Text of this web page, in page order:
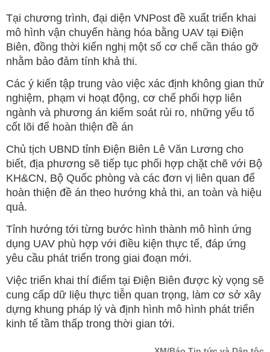
Tại chương trình, đại diện VNPost đề xuất triển khai
mô hình vận chuyển hàng hóa bằng UAV tại Điện
Biên, đồng thời kiến nghị một số cơ chế cần tháo gỡ
nhằm bảo đảm tính khả thi.
Các ý kiến tập trung vào việc xác định không gian thử
nghiệm, phạm vi hoạt động, cơ chế phối hợp liên
ngành và phương án kiểm soát rủi ro, những yếu tố
cốt lõi để hoàn thiện đề án
Chủ tịch UBND tỉnh Điện Biên Lê Văn Lương cho
biết, địa phương sẽ tiếp tục phối hợp chặt chẽ với Bộ
KH&CN, Bộ Quốc phòng và các đơn vị liên quan để
hoàn thiện đề án theo hướng khả thi, an toàn và hiệu
quả.
Tỉnh hướng tới từng bước hình thành mô hình ứng
dụng UAV phù hợp với điều kiện thực tế, đáp ứng
yêu cầu phát triển trong giai đoạn mới.
Việc triển khai thí điểm tại Điện Biên được kỳ vọng sẽ
cung cấp dữ liệu thực tiễn quan trọng, làm cơ sở xây
dựng khung pháp lý và định hình mô hình phát triển
kinh tế tầm thấp trong thời gian tới.